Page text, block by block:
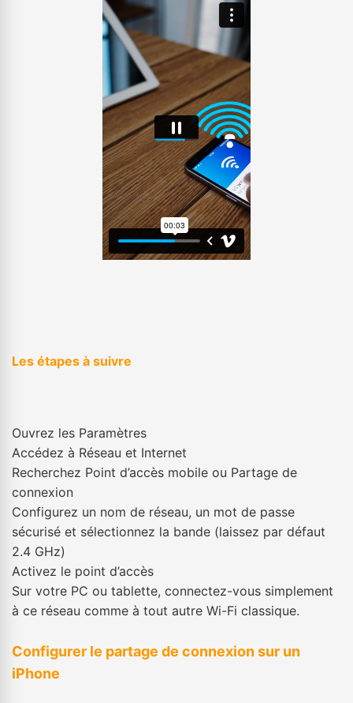
Les étapes à suivre
Ouvrez les Paramètres
Accédez à Réseau et Internet
Recherchez Point d’accès mobile ou Partage de
connexion
Configurez un nom de réseau, un mot de passe
sécurisé et sélectionnez la bande (laissez par défaut
2.4 GHz)
Activez le point d’accès
Sur votre PC ou tablette, connectez-vous simplement
à ce réseau comme à tout autre Wi-Fi classique.
Configurer le partage de connexion sur un
iPhone